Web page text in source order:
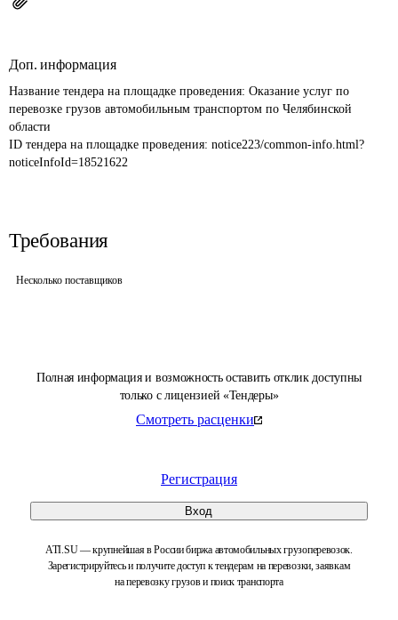
Полная информация и возможность оставить отклик доступны
только с лицензией «Тендеры»
Смотреть расценки
Регистрация
Вход
ATI.SU — крупнейшая в России биржа автомобильных грузоперевозок.
Зарегистрируйтесь и получите доступ к тендерам на перевозки, заявкам
на перевозку грузов и поиск транспорта
Доп. информация
Название тендера на площадке проведения: Оказание услуг по
перевозке грузов автомобильным транспортом по Челябинской
ID тендера на площадке проведения: notice223/common-info.html?
noticeInfoId=18521622
Требования
Несколько поставщиков